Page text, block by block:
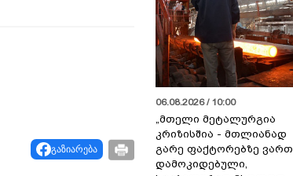
გაზიარება
06.08.2026 / 10:00
„მთელი მეტალურგია
კრიზისშია - მთლიანად
გარე ფაქტორებზე ვართ
დამოკიდებული,